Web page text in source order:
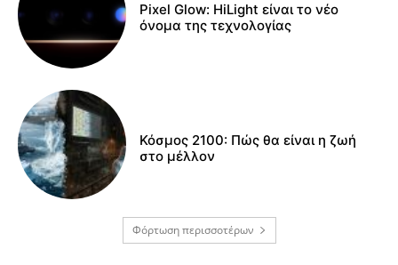
Pixel Glow: HiLight είναι το νέο
όνομα της τεχνολογίας
Κόσμος 2100: Πώς θα είναι η ζωή
στο μέλλον
Φόρτωση περισσοτέρων